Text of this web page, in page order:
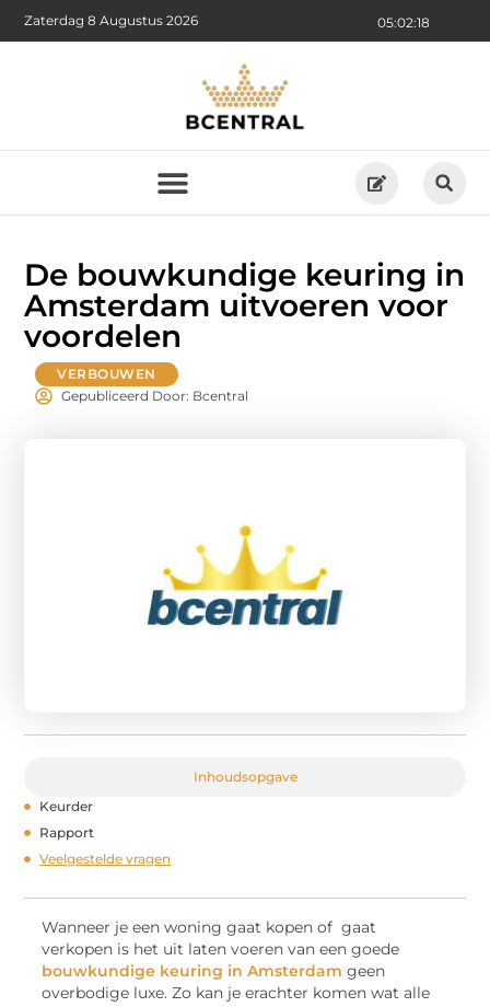
05:02:18
Zaterdag 8 Augustus 2026
De bouwkundige keuring in
Amsterdam uitvoeren voor
voordelen
VERBOUWEN
Gepubliceerd Door: Bcentral
Inhoudsopgave
Keurder
Rapport
Veelgestelde vragen
Wanneer je een woning gaat kopen of gaat
verkopen is het uit laten voeren van een goede
bouwkundige keuring in Amsterdam geen
overbodige luxe. Zo kan je erachter komen wat alle